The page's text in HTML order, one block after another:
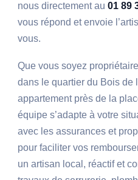
nous directement au01 89
vous répond et envoie
vous.
Que vous soyez
dans le quartier du Bois de
appartement près de la
équipe s’adapte à votre
avec les assurances et
pour faciliter vos
un artisan local, réactif et